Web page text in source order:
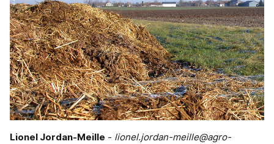
Lionel Jordan-Meille - lionel.jordan-meille@agro-